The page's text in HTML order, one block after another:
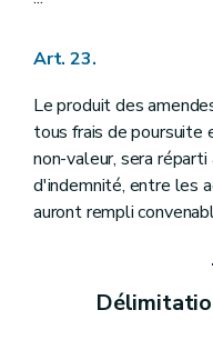
Art. 23.
Le produit des
tous frais de poursuite
non-valeur, sera
d'indemnité, entre les
auront rempli